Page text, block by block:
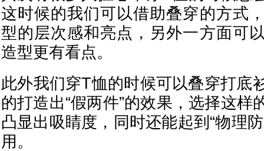
这时候的我们可以借助叠穿的方式
型的层次感和亮点，另外一方面可
造型更有看点。
此外我们穿T恤的时候可以叠穿打底
的打造出“假两件”的效果，选择这样
凸显出吸睛度，同时还能起到“物理
用。